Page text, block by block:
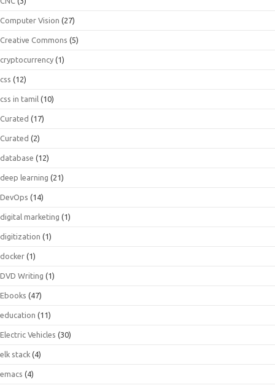
Computer Vision (27)
Creative Commons (5)
cryptocurrency (1)
css (12)
css in tamil (10)
Curated (17)
Curated (2)
database (12)
deep learning (21)
DevOps (14)
digital marketing (1)
digitization (1)
docker (1)
DVD Writing (1)
Ebooks (47)
education (11)
Electric Vehicles (30)
elk stack (4)
emacs (4)